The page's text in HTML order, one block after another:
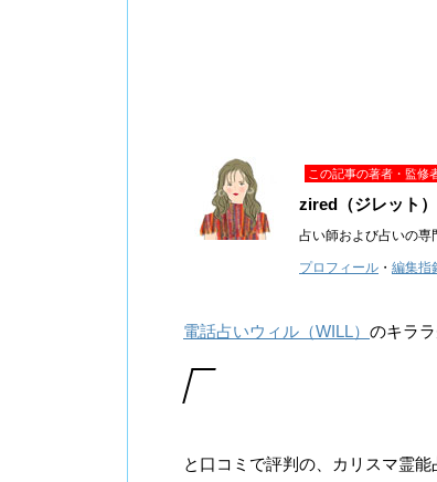
この記事の著者・監修
zired（ジレット）
占い師および占いの専
プロフィール ・ 編集指
電話占いウィル（WILL） のキララ
と口コミで評判の、カリスマ霊能